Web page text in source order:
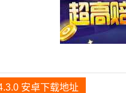
安卓下载地址